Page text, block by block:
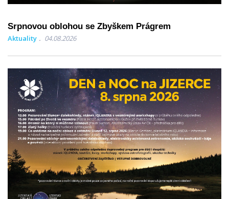
Srpnovou oblohou se Zbyškem Prágrem
Aktuality 04.08.2026